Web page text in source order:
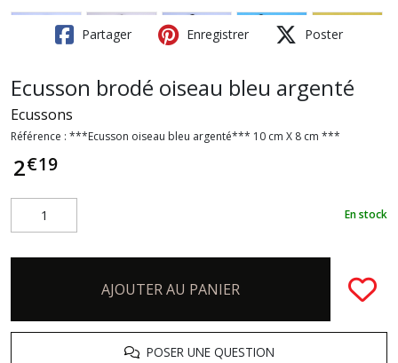
Partager Enregistrer Poster
Ecusson brodé oiseau bleu argenté
Ecussons
Référence : ***Ecusson oiseau bleu argenté*** 10 cm X 8 cm ***
2€19
En stock
AJOUTER AU PANIER
POSER UNE QUESTION